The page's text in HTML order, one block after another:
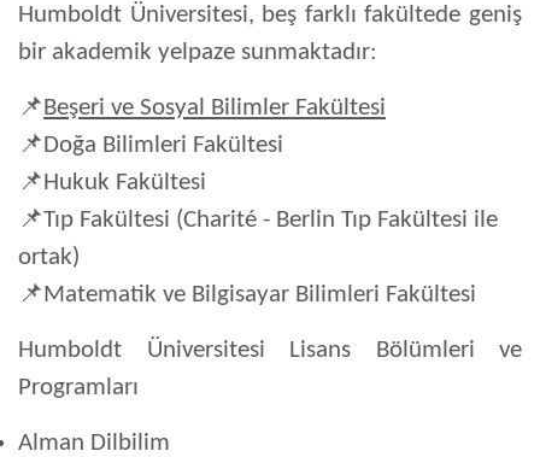
Humboldt Üniversitesi, beş farklı fakültede geniş
bir akademik yelpaze sunmaktadır:
📌Beşeri ve Sosyal Bilimler Fakültesi
📌Doğa Bilimleri Fakültesi
📌Hukuk Fakültesi
📌Tıp Fakültesi (Charité - Berlin Tıp Fakültesi ile
ortak)
📌Matematik ve Bilgisayar Bilimleri Fakültesi
Humboldt Üniversitesi Lisans Bölümleri ve
Programları
Alman Dilbilim